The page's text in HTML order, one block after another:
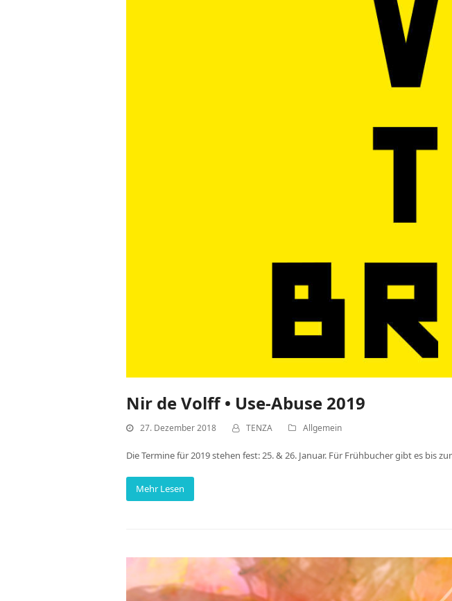
Nir de Volff • Use-Abuse 2019
27. Dezember 2018 TENZA Allgemein
Die Termine für 2019 stehen fest: 25. & 26. Januar. Für Frühbucher gibt es bis
Mehr Lesen